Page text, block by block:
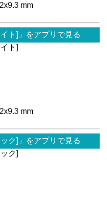
mm
ト]」をアプリで見る
ト]
mm
ク]」をアプリで見る
ク]